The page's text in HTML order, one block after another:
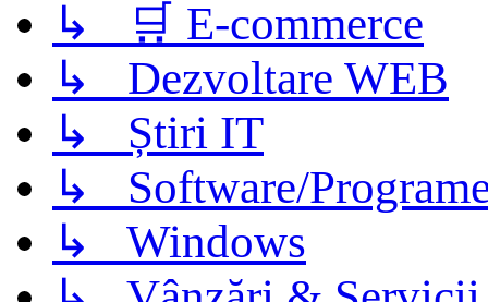
↳ 🛒 E-commerce
↳ Dezvoltare WEB
↳ Știri IT
↳ Software/
↳ Windows